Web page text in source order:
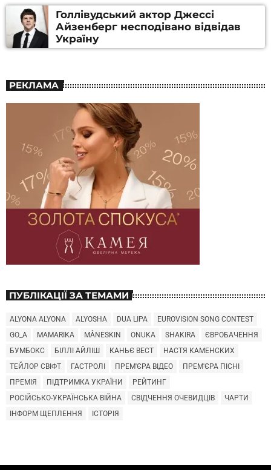
Голлівудський актор Джессі
Айзенберг несподівано відвідав
Україну
РЕКЛАМА
ПУБЛІКАЦІЇ ЗА ТЕМАМИ
ALYONA ALYONA ALYOSHA DUA LIPA
EUROVISION SONG CONTEST
GO_A
MAMARIKA MÅNESKIN ONUKA SHAKIRA
ЄВРОБАЧЕННЯ
БУМБОКС
БІЛЛІ АЙЛІШ КАНЬЄ ВЕСТ
НАСТЯ КАМЕНСКИХ
ТЕЙЛОР СВІФТ
ГАСТРОЛІ ПРЕМ'ЄРА ВІДЕО
ПРЕМ'ЄРА ПІСНІ
ПРЕМІЯ
ПІДТРИМКА УКРАЇНИ
РЕЙТИНГ
РОСІЙСЬКО-УКРАЇНСЬКА ВІЙНА
СВІДЧЕННЯ ОЧЕВИДЦІВ
ЧАРТИ
ІНФОРМ ЩЕПЛЕННЯ
ІСТОРІЯ